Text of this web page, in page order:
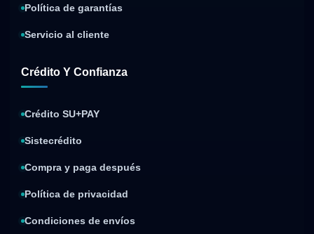
Política de garantías
Servicio al cliente
Crédito Y Confianza
Crédito SU+PAY
Sistecrédito
Compra y paga después
Política de privacidad
Condiciones de envíos